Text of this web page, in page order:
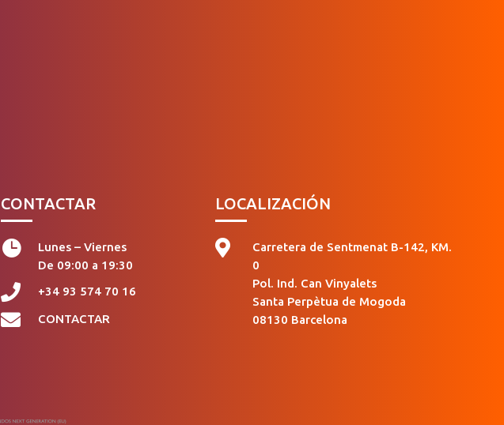
CONTACTAR

Lunes – Viernes
De 09:00 a 19:30
 +34 93 574 70 16
 CONTACTAR
LOCALIZACIÓN

Carretera de Sentmenat B-142, KM.
0
Pol. Ind. Can Vinyalets
Santa Perpètua de Mogoda
08130 Barcelona